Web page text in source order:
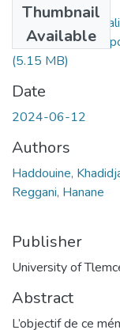
Thumbnail
Available
(5.15 MB)
Date
2024-06-12
Authors
Haddouine,
Reggani, Hanane
Publisher
University of
Abstract
L’objectif de ce